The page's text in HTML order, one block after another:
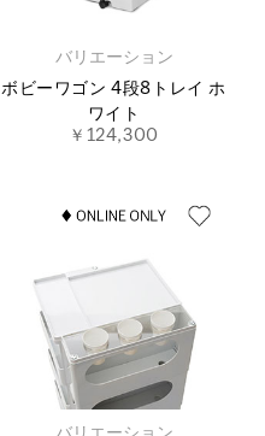
バリエーション
ボビーワゴン 4段8トレイ ホ
ワイト
￥124,300